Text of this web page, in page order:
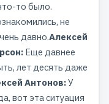
то было.
не
давно.Алексей
Еще давнее
лет десять даже
Антонов:У
вот эта ситуация